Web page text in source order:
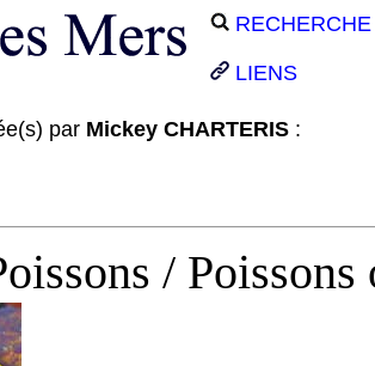
RECHERCHE
LIENS
par Mickey CHARTERIS :
/